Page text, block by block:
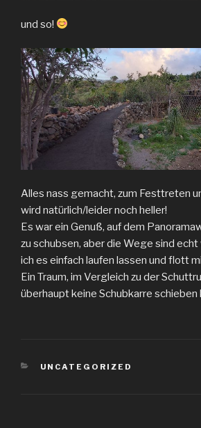
und so!
Alles nass gemacht, zum Festtreten
wird natürlich/leider noch heller!
Es war ein Genuß, auf dem
zu schubsen, aber die Wege sind
ich es einfach laufen lassen und flott
Ein Traum, im Vergleich zu der
überhaupt keine Schubkarre schieben
KATEGORIEN
UNCATEGORIZED